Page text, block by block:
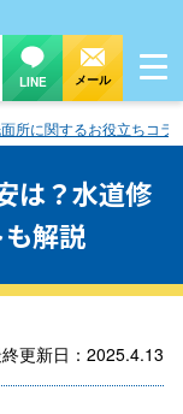
LINE メール
所に関するお役立ちコラ
は？水道修
解説
更新日：2025.4.13